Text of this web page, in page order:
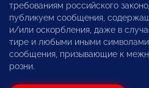
требованиям российского
публикуем сообщения,
и/или оскорбления, даже в
тире и любыми иными
сообщения, призывающие к
розни.